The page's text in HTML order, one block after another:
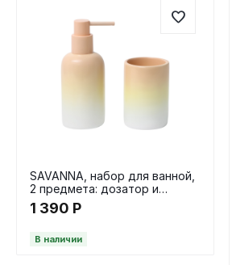
SAVANNA, набор для ванной,
2 предмета: дозатор и
стакан, градиент
1 390 Р
В наличии